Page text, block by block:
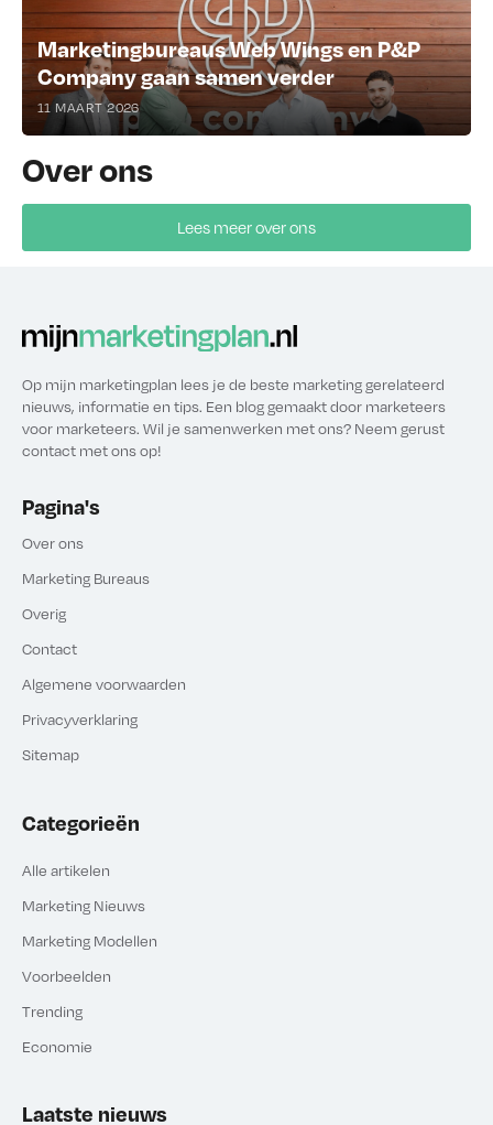
Marketingbureaus Web Wings en P&P
Company gaan samen verder
11 MAART 2026
Over ons
Lees meer over ons
Op mijn marketingplan lees je de beste marketing gerelateerd
nieuws, informatie en tips. Een blog gemaakt door marketeers
voor marketeers. Wil je samenwerken met ons? Neem gerust
contact met ons op!
Pagina's
Over ons
Marketing Bureaus
Overig
Contact
Algemene voorwaarden
Privacyverklaring
Sitemap
Categorieën
Alle artikelen
Marketing Nieuws
Marketing Modellen
Voorbeelden
Trending
Economie
Laatste nieuws